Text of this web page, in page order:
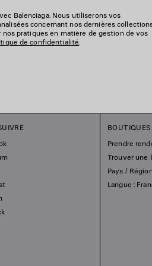
Balenciaga. Nous utiliserons vos
concernant nos dernières
pratiques en matière de gestion de vos
de confidentialité.
BOUTIQUES
Prendre
Trouver une
Pays /
Langue :